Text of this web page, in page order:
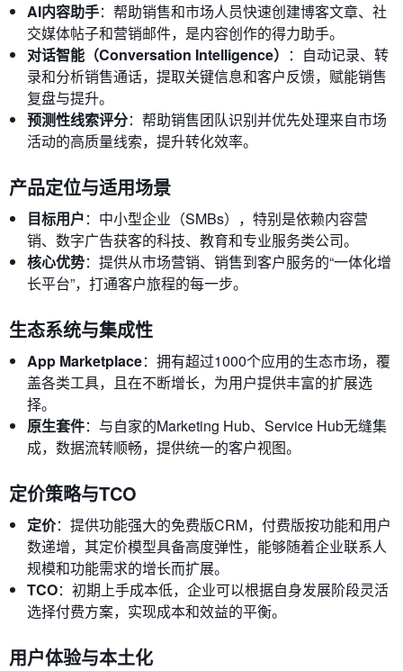
AI内容助手：帮助销售和市场人员快速创建博客文章、社
交媒体帖子和营销邮件，是内容创作的得力助手。
对话智能（Conversation Intelligence） ：自动记录、转
录和分析销售通话，提取关键信息和客户反馈，赋能销售
复盘与提升。
预测性线索评分：帮助销售团队识别并优先处理来自市场
活动的高质量线索，提升转化效率。
产品定位与适用场景
目标用户：中小型企业（SMBs），特别是依赖内容营
销、数字广告获客的科技、教育和专业服务类公司。
核心优势：提供从市场营销、销售到客户服务的“一体化增
长平台”，打通客户旅程的每一步。
生态系统与集成性
App Marketplace：拥有超过1000个应用的生态市场，覆
盖各类工具，且在不断增长，为用户提供丰富的扩展选
择。
原生套件：与自家的Marketing Hub、Service Hub无缝集
成，数据流转顺畅，提供统一的客户视图。
定价策略与TCO
定价：提供功能强大的免费版CRM，付费版按功能和用户
数递增，其定价模型具备高度弹性，能够随着企业联系人
规模和功能需求的增长而扩展。
TCO：初期上手成本低，企业可以根据自身发展阶段灵活
选择付费方案，实现成本和效益的平衡。
用户体验与本土化